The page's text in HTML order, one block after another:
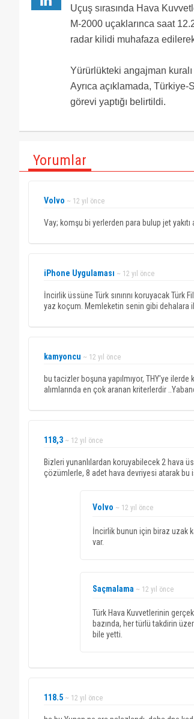
Uçuş sırasında Hava
M-2000 uçaklarınca saat
radar kilidi muhafaza
Yürürlükteki angajman
Ayrıca açıklamada,
görevi yaptığı belirtildi.
Yorumlar
Volvo ~ 12 yıl önce
Vay; komşu bi yerlerden para bulup jet yakıtı
iPhone Uygulaması ~ 12 yıl önce
İncirlik üssüne Türk sınırını koruyacak
yaz koçum. Memleketin senin gibi dehalara
kamyoncu ~ 12 yıl önce
bu tacizler boşuna yapılmıyor, THY'ye
alımlarında en çok aranan kriterlerdir
118,3 ~ 12 yıl önce
Bizleri yunanlılardan koruyabilecek 2 hava
çözümlerle, 8 adet hava devriyesi atarak bu
Volvo ~ 12 yıl önce
İncirlik bunun için biraz uzak
var.
Saçmalama ~ 12 yıl önce
Türk Hava Kuvvetlerinin
bazında, her türlü takdirin
bile yetti.
118.5 ~ 12 yıl önce